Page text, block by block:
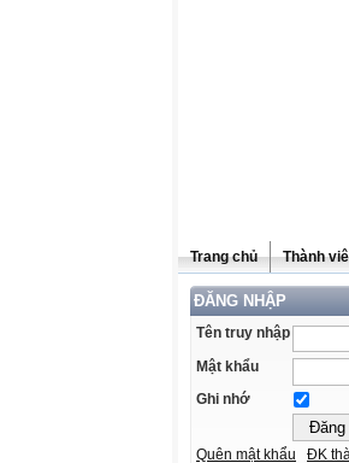
Trang chủ Thành
ĐĂNG NHẬP
Tên truy nhập
Mật khẩu
Ghi nhớ
Quên mật khẩu ĐK